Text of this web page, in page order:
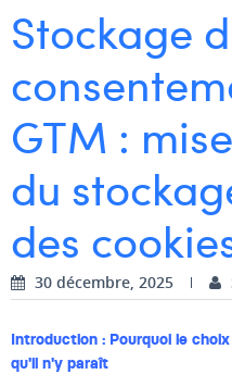
Camille Servais
Charlie Deschamps
Dhan Claes
Diane Tremouroux
Edouard Polet
Elio Civalleri
Eliott Pousset
Hanne Van Loock
Certifications
Digital Business Analyst
Digital Business Intern
Stockage
GTM :
du
des
30 décembre, 2025
Introduction : Pourquoi le
qu'il n'y paraît